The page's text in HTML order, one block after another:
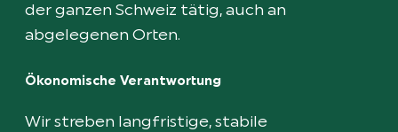
der ganzen Schweiz tätig, auch an
abgelegenen Orten.
Ökonomische Verantwortung
Wir streben langfristige, stabile